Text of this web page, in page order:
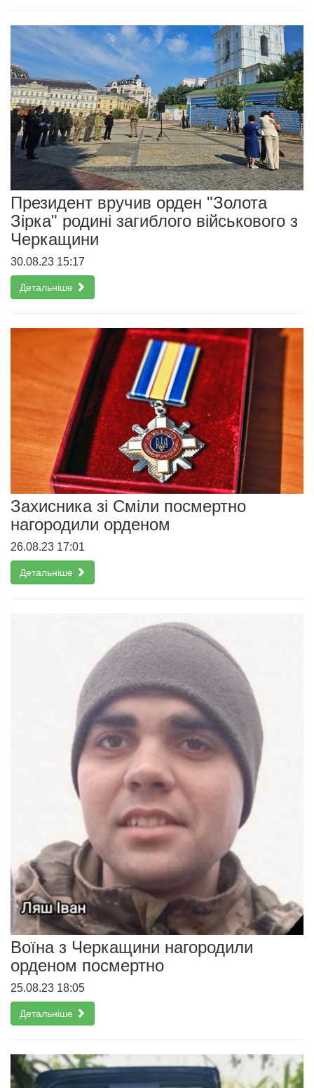
Президент вручив орден "Золота
Зірка" родині загиблого військового з
Черкащини
30.08.23 15:17
Детальніше
Захисника зі Сміли посмертно
нагородили орденом
26.08.23 17:01
Детальніше
Воїна з Черкащини нагородили
орденом посмертно
25.08.23 18:05
Детальніше